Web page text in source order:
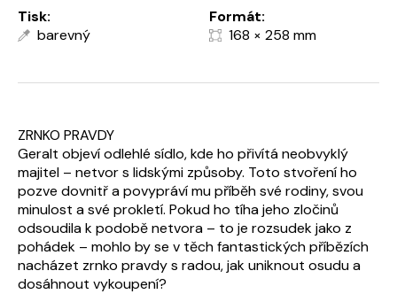
Tisk:
barevný
Formát:
168 × 258 mm
ZRNKO PRAVDY
Geralt objeví odlehlé sídlo, kde ho přivítá neobvyklý
majitel – netvor s lidskými způsoby. Toto stvoření ho
pozve dovnitř a povypráví mu příběh své rodiny, svou
minulost a své prokletí. Pokud ho tíha jeho zločinů
odsoudila k podobě netvora – to je rozsudek jako z
pohádek – mohlo by se v těch fantastických příbězích
nacházet zrnko pravdy s radou, jak uniknout osudu a
dosáhnout vykoupení?